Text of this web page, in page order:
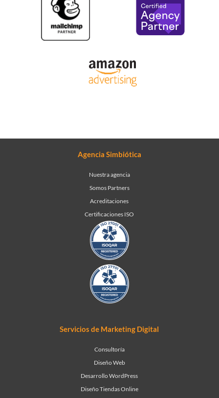
Agencia Simbiótica
Nuestra agencia
Somos Partners
Acreditaciones
Certificaciones ISO
Servicios de Marketing Digital
Consultoría
Diseño Web
Desarrollo WordPress
Diseño Tiendas Online